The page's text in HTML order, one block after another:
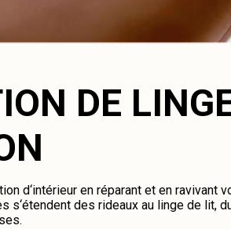
DE
d‘intérieur en réparant et en ravivant
s‘étendent des rideaux au linge de lit,